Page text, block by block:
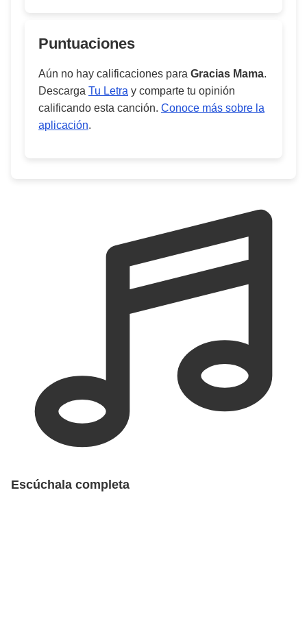
Puntuaciones
Aún no hay calificaciones para Gracias Mama.
Descarga Tu Letra y comparte tu opinión
calificando esta canción. Conoce más sobre la
aplicación.
Escúchala completa